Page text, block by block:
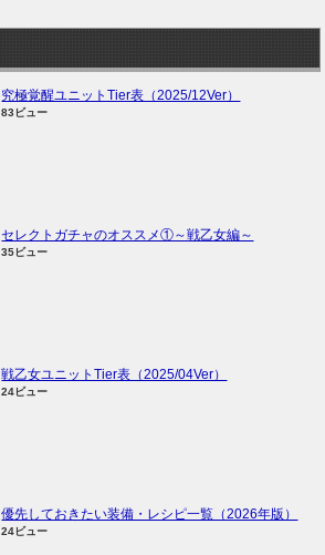
究極覚醒ユニットTier表（2025/12Ver）
83ビュー
セレクトガチャのオススメ①～戦乙女編～
35ビュー
戦乙女ユニットTier表（2025/04Ver）
24ビュー
優先しておきたい装備・レシピ一覧（2026年版）
24ビュー